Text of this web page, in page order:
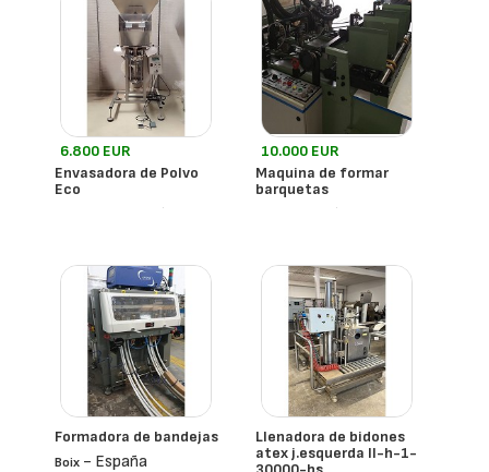
6.800 EUR
Envasadora de Polvo
Eco
- España
10.000 EUR
Maquina de formar
barquetas
- España
Formadora de bandejas
Boix - España
Llenadora de bidones
atex j.esquerda ll-h-1-